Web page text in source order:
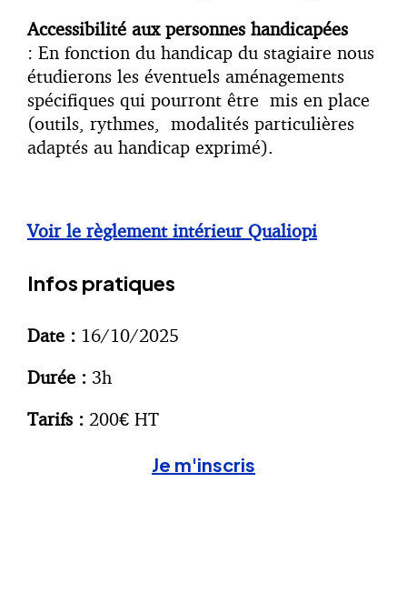
Accessibilité aux personnes handicapées
: En fonction du handicap du stagiaire nous
étudierons les éventuels aménagements
spécifiques qui pourront être mis en place
(outils, rythmes, modalités particulières
adaptés au handicap exprimé).
Voir le règlement intérieur Qualiopi
Infos pratiques
Date : 16/10/2025
Durée : 3h
Tarifs : 200€ HT
Je m'inscris